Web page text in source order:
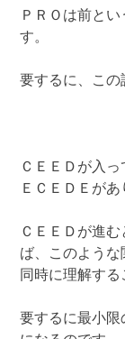
ＰＲＯは前と
す。
要するに、この
ＣＥＥＤが入
ＥＣＥＤＥがあ
ＣＥＥＤが進
ば、このような
同時に理解す
要するに最小